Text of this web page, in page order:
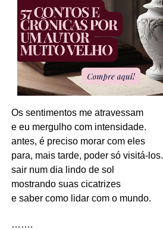
Os sentimentos me atravessam
e eu mergulho com intensidade.
antes, é preciso morar com eles
para, mais tarde, poder só visitá-los.
sair num dia lindo de sol
mostrando suas cicatrizes
e saber como lidar com o mundo.
…….